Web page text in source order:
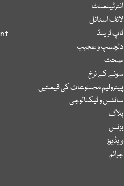
انٹرٹینمنٹ
لائف اسٹائل
ٹاپ ٹرینڈ
دلچسپ و عجیب
صحت
سونے کے نرخ
پیٹرولیم مصنوعات کی قیمتیں
سائنس و ٹیکنالوجی
بلاگ
بزنس
ویڈیوز
جرائم